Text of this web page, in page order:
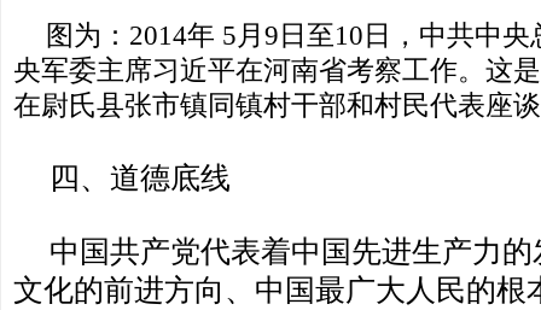
图为：2014年 5月9日至10日，中共中
央军委主席习近平在河南省考察工作。这
在尉氏县张市镇同镇村干部和村民代表座
四、道德底线
中国共产党代表着中国先进生产力
文化的前进方向、中国最广大人民的根